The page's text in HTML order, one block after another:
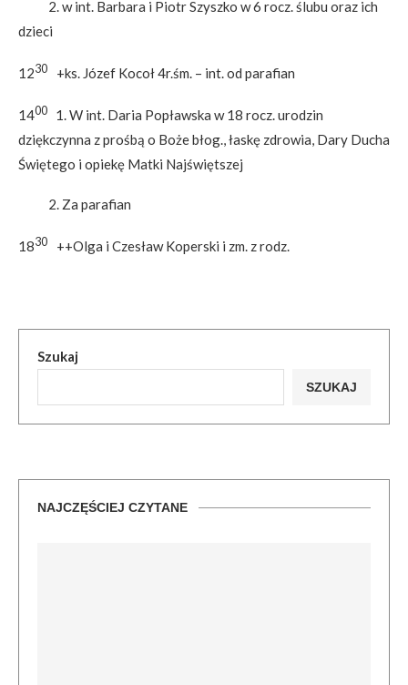
2. w int. Barbara i Piotr Szyszko w 6 rocz. ślubu oraz ich
dzieci
1230 +ks. Józef Kocoł 4r.śm. – int. od parafian
1400 1. W int. Daria Popławska w 18 rocz. urodzin
dziękczynna z prośbą o Boże błog., łaskę zdrowia, Dary Ducha
Świętego i opiekę Matki Najświętszej
2. Za parafian
1830 ++Olga i Czesław Koperski i zm. z rodz.
Szukaj
SZUKAJ
NAJCZĘŚCIEJ CZYTANE